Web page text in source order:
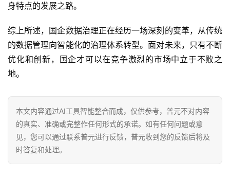
身特点的发展之路。
综上所述，国企数据治理正在经历一场深刻的变革，从传统
的数据管理向智能化的治理体系转型。面对未来，只有不断
优化和创新，国企才可以在竞争激烈的市场中立于不败之
地。
本文内容通过AI工具智能整合而成，仅供参考，普元不对内容
的真实、准确或完整作任何形式的承诺。如有任何问题或意
见，您可以通过联系普元进行反馈，普元收到您的反馈后将及
时答复和处理。